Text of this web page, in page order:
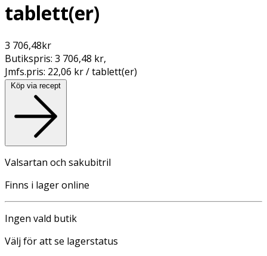
tablett(er)
3 706,48kr
Butikspris: 3 706,48 kr,
Jmfs.pris: 22,06 kr / tablett(er)
Köp via recept
Valsartan och sakubitril
Finns i lager online
Ingen vald butik
Välj för att se lagerstatus